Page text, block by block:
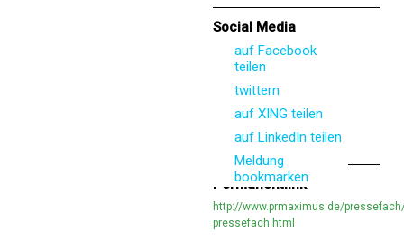
Social Media
auf Facebook
teilen
twittern
auf XING teilen
auf LinkedIn teilen
Meldung
bookmarken
Permanentlink
http://www.prmaximus.de/
pressefach.html